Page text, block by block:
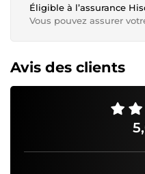
Éligible à l’assurance
Vous pouvez assurer
Avis des clients